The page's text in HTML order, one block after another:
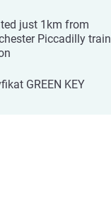
just 1km from
Piccadilly train
GREEN KEY